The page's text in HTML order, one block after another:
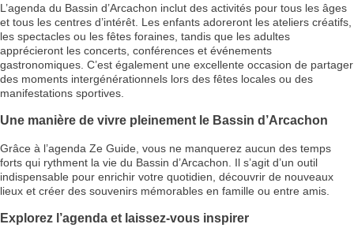
L’agenda du Bassin d’Arcachon inclut des activités pour tous les âges
et tous les centres d’intérêt. Les enfants adoreront les ateliers créatifs,
les spectacles ou les fêtes foraines, tandis que les adultes
apprécieront les concerts, conférences et événements
gastronomiques. C’est également une excellente occasion de partager
des moments intergénérationnels lors des fêtes locales ou des
manifestations sportives.
Une manière de vivre pleinement le Bassin d’Arcachon
Grâce à l’agenda Ze Guide, vous ne manquerez aucun des temps
forts qui rythment la vie du Bassin d’Arcachon. Il s’agit d’un outil
indispensable pour enrichir votre quotidien, découvrir de nouveaux
lieux et créer des souvenirs mémorables en famille ou entre amis.
Explorez l’agenda et laissez-vous inspirer